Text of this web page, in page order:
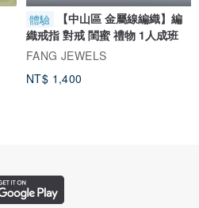
體驗
【中山區 金屬線編織】編
織戒指 對戒 閨蜜 禮物 1人成班
FANG JEWELS
NT$ 1,400